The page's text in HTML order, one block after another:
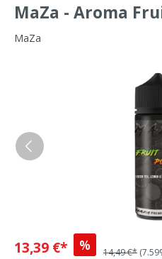
MaZa - Aroma
MaZa
13,39 €* % 14,49 €*